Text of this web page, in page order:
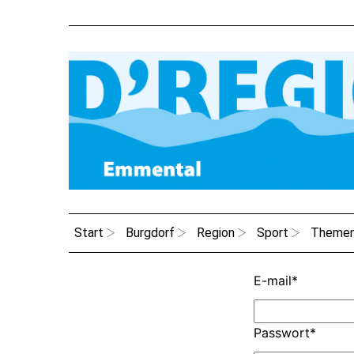
Start Burgdorf Region Sport
E-mail*
Passwort*